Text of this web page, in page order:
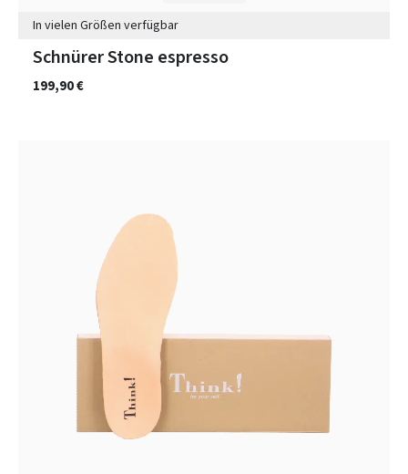
In vielen Größen verfügbar
Schnürer Stone espresso
199,90 €